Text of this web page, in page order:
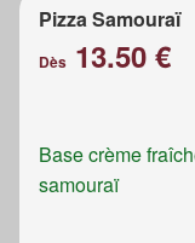
Pizza Samouraï
Dès 13.50 €
Base crème
samouraï